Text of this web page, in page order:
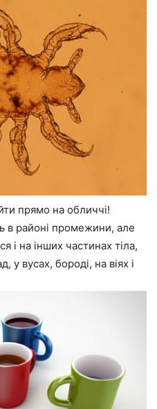
прямо на обличчі!
в районі промежини, але
і на інших частинах тіла,
у вусах, бороді, на віях і